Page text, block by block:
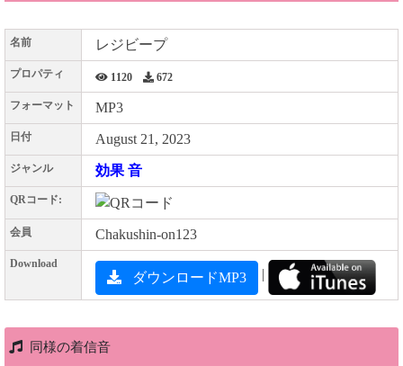
名前 レジビープ
プロパティ 1120 672
フォーマット MP3
日付 August 21, 2023
ジャンル 効果 音
QRコード:
会員 Chakushin-on123
Download
ダウンロードMP3 |
同様の着信音